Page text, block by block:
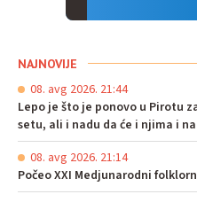
NAJNOVIJE
08. avg 2026. 21:44
Lepo je što je ponovo u Pirotu
setu, ali i nadu da će i njima i
08. avg 2026. 21:14
Počeo XXI Medjunarodni